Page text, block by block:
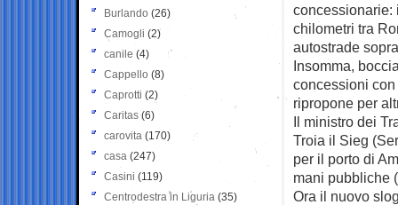
concessionarie:
chilometri tra
autostrade
Insomma,
concessioni
ripropone per
Il ministro dei
Troia il Sieg
per il porto di
mani pubbliche
Ora il nuovo
Burlando (26)
Camogli (2)
canile (4)
Cappello (8)
Caprotti (2)
Caritas (6)
carovita (170)
casa (247)
Casini (119)
Centrodestra in Liguria (35)